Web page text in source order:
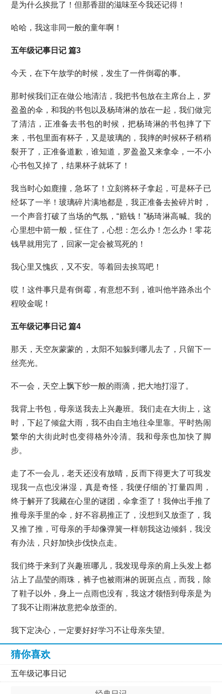
是为什么挨批了！但那香甜的滋味至今我还记得！
哈哈，我这非同一般的童年啊！
五年级记事日记 篇3
今天，在下午放学的时候，发生了一件倒霉的事。
那时候我们正在做公地清洁，我把书包放在主席台上，罗
盈盈的伞，和我的书包以及杨琦淋的放在一起，我们做完
了清洁，正准备去书包的时候，把杨琦淋的书包摔了下
来，书包里面有杯子，又是玻璃的，我摔的时候杯子稍稍
裂开了，正准备道歉，谁知道，罗盈盈又来拿伞，一不小
心书包又掉了，结果杯子就坏了！
我当时心如鹿撞，急坏了！立刻将杯子拿起，可是杯子已
经坏了一半！玻璃碎片满地都是，我正准备去捡碎片时，
一个声音打破了当场的气氛，“赔钱！”杨琦淋高喊。我的
心里想中箭一般，怔住了，心想：怎么办！怎么办！零花
钱早就用完了，回家一定会被骂死的！
我心里又愧疚，又不安。等着回去挨骂吧！
哎！这件事只是有倒霉，有意想不到，谁叫他半路杀出个
程咬金呢！
五年级记事日记 篇4
那天，天空灰蒙蒙的，太阳不知躲到哪儿去了，只留下一
丝亮光。
不一会，天空上飘下纱一般的雨滴，把大地打湿了。
我背上书包，母亲送我去上兴趣班。我们走在大街上，这
时，下起了倾盆大雨，我不由自主地往伞里靠。平时热闹
繁华的大街此时也变得格外冷清。我和母亲也加快了脚
步。
走了不一会儿，老天还没有放晴，反而下得更大了可我发
现我一点也没淋湿，真是奇怪，我便仔细的`打量四周，
终于解开了我藏在心里的谜团，伞拿歪了！我伸出手推了
推母亲手里的伞，好不容易推正了，没想到又放歪了，我
又推了推，可母亲的手却像弹簧一样朝我这边倾斜，我没
有办法，只好加快步伐快点走。
我们终于来到了兴趣班哪儿，我发现母亲的肩上头发上都
沾上了晶莹的雨珠，裤子也被雨淋的斑斑点点，而我，除
了鞋子以外，身上一点雨也没有，我这才领悟到母亲是为
了我不让雨淋故意把伞放歪的。
我下定决心，一定要好好学习不让母亲失望。
猜你喜欢
五年级记事日记